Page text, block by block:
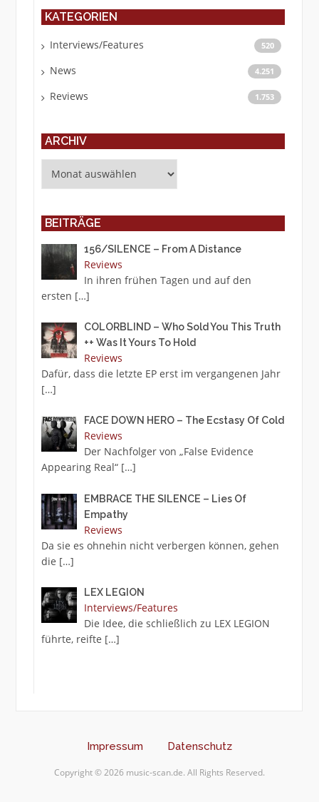
KATEGORIEN
Interviews/Features 520
News 4.251
Reviews 1.753
ARCHIV
BEITRÄGE
156/SILENCE – From A Distance
Reviews
In ihren frühen Tagen und auf den
ersten […]
COLORBLIND – Who Sold You This Truth
++ Was It Yours To Hold
Reviews
Dafür, dass die letzte EP erst im vergangenen Jahr
[…]
FACE DOWN HERO – The Ecstasy Of Cold
Reviews
Der Nachfolger von „False Evidence
Appearing Real“ […]
EMBRACE THE SILENCE – Lies Of
Empathy
Reviews
Da sie es ohnehin nicht verbergen können, gehen
die […]
LEX LEGION
Interviews/Features
Die Idee, die schließlich zu LEX LEGION
führte, reifte […]
Impressum Datenschutz
Copyright © 2026 music-scan.de. All Rights Reserved.